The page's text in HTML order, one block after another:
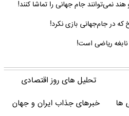
نمی‌توانند جام جهانی را تماشا کنند!
که در جام‌جهانی بازی نکرد!
ریاضی است!
تحلیل های روز اقتصادی
ها
خبرهای جذاب ایران و جهان